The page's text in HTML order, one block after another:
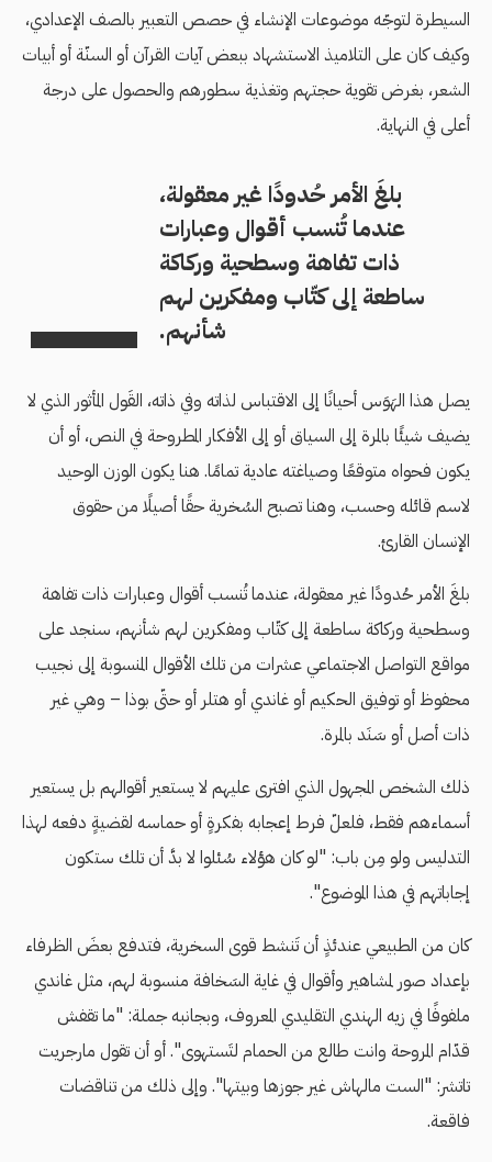
السيطرة لتوجّه موضوعات الإنشاء في حصص التعبير بالصف الإعدادي،
وكيف كان على التلاميذ الاستشهاد ببعض آيات القرآن أو السنّة أو أبيات
الشعر، بغرض تقوية حجتهم وتغذية سطورهم والحصول على درجة
أعلى في النهاية.
بلغَ الأمر حُدودًا غير معقولة،
عندما تُنسب أقوال وعبارات
ذات تفاهة وسطحية وركاكة
ساطعة إلى كتّاب ومفكرين لهم
شأنهم.
يصل هذا الهَوَس أحيانًا إلى الاقتباس لذاته وفي ذاته، القَول المأثور الذي لا
يضيف شيئًا بالمرة إلى السياق أو إلى الأفكار المطروحة في النص، أو أن
يكون فحواه متوقعًا وصياغته عادية تمامًا. هنا يكون الوزن الوحيد
لاسم قائله وحسب، وهنا تصبح السُخرية حقًا أصيلًا من حقوق
الإنسان القارئ.
بلغَ الأمر حُدودًا غير معقولة، عندما تُنسب أقوال وعبارات ذات تفاهة
وسطحية وركاكة ساطعة إلى كتّاب ومفكرين لهم شأنهم، سنجد على
مواقع التواصل الاجتماعي عشرات من تلك الأقوال المنسوبة إلى نجيب
محفوظ أو توفيق الحكيم أو غاندي أو هتلر أو حتّى بوذا – وهي غير
ذات أصل أو سَنَد بالمرة.
ذلك الشخص المجهول الذي افترى عليهم لا يستعير أقوالهم بل يستعير
أسماءهم فقط، فلعلّ فرط إعجابه بفكرةٍ أو حماسه لقضيةٍ دفعه لهذا
التدليس ولو مِن باب: "لو كان هؤلاء سُئلوا لا بدَّ أن تلك ستكون
إجاباتهم في هذا الموضوع".
كان من الطبيعي عندئذٍ أن تَنشط قوى السخرية، فتدفع بعضَ الظرفاء
بإعداد صور لمشاهير وأقوال في غاية السَخافة منسوبة لهم، مثل غاندي
ملفوفًا في زيه الهندي التقليدي المعروف، وبجانبه جملة: "ما تقفش
قدّام المروحة وانت طالع من الحمام لتَستهوى". أو أن تقول مارجريت
تاتشر: "الست مالهاش غير جوزها وبيتها". وإلى ذلك من تناقضات
فاقعة.